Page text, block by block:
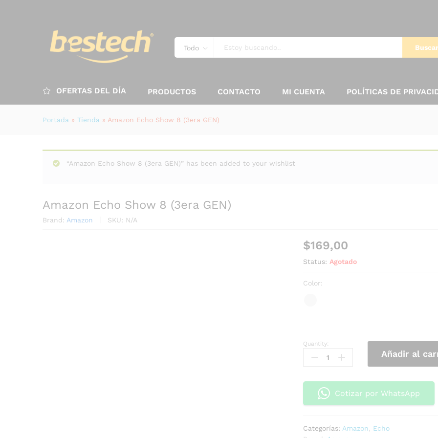
Todo Buscar
OFERTAS DEL DÍA PRODUCTOS CONTACTO MI CUENTA POLÍTICAS DE
Portada » Tienda » Amazon Echo Show 8 (3era GEN)
“Amazon Echo Show 8 (3era GEN)” has been added to your wishlist
Amazon Echo Show 8 (3era GEN)
Brand: Amazon SKU: N/A
$169,00
Status: Agotado
Color:
Quantity:
Añadir al
Cotizar por WhatsApp
Categorías:Amazon, Echo